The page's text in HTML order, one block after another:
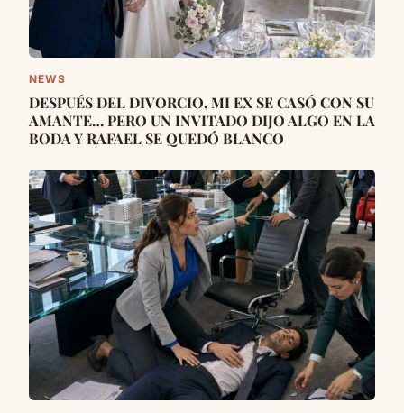
NEWS
DESPUÉS DEL DIVORCIO, MI EX SE CASÓ CON SU
AMANTE… PERO UN INVITADO DIJO ALGO EN LA
BODA Y RAFAEL SE QUEDÓ BLANCO